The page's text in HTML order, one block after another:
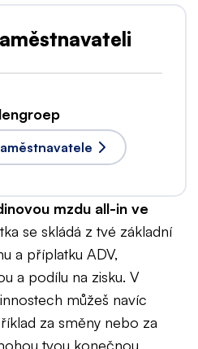
mzdu all-in ve
se skládá z tvé základní
a příplatku ADV,
a podílu na zisku. V
můžeš navíc
za směny nebo za
tvou konečnou